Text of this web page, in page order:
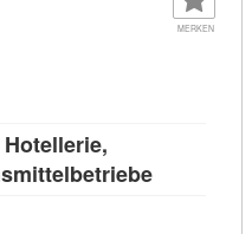
MERKEN